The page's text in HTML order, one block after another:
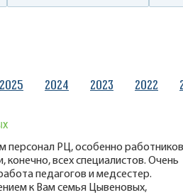
2025 2024 2023 2022
персонал РЦ, особенно работников
конечно, всех специалистов. Очень
педагогов и медсестер.
к Вам семья Цывеновых,